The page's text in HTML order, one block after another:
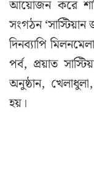
আয়োজন করে
সংগঠন ‘সাস্টিয়ান
দিনব্যাপি
পর্ব, প্রয়াত
অনুষ্ঠান,
হয়।